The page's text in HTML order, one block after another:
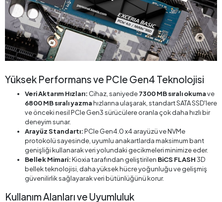
Yüksek Performans ve PCIe Gen4 Teknolojisi
Veri Aktarım Hızları: Cihaz, saniyede7300 MB sıralı okumave
6800 MB sıralı yazmahızlarına ulaşarak, standart SATA SSD'lere
ve önceki nesil PCIe Gen3 sürücülere oranla çok daha hızlı bir
deneyim sunar.
Arayüz Standartı:PCIe Gen4.0 x4 arayüzü ve NVMe
protokolü sayesinde, uyumlu anakartlarda maksimum bant
genişliği kullanarak veri yolundaki gecikmeleri minimize eder.
Bellek Mimari:Kioxia tarafından geliştirilen BiCS FLASH3D
bellek teknolojisi, daha yüksek hücre yoğunluğu ve gelişmiş
güvenilirlik sağlayarak veri bütünlüğünü korur.
Kullanım Alanları ve Uyumluluk